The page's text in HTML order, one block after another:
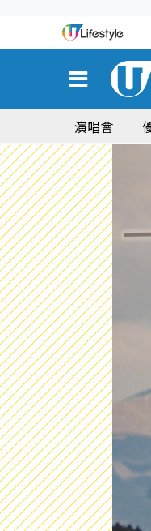
演唱會